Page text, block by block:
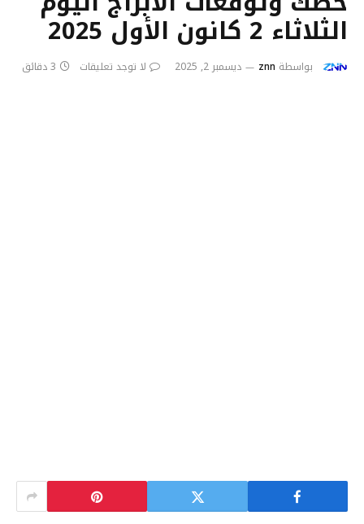
الثلاثاء 2 كانون الأول 2025‎‎‎
بواسطة znn ديسمبر 2, 2025 لا توجد تعليقات 3 دقائق